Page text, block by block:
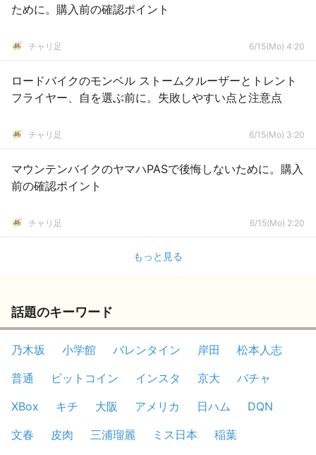
ために。購入前の確認ポイント
チャリ足 6/15(Mo) 4:20
ロードバイクのモンベル ストームクルーザーとトレント
フライヤー、自を選ぶ前に。失敗しやすい点と注意点
チャリ足 6/15(Mo) 3:20
マウンテンバイクのヤマハPASで後悔しないために。購入
前の確認ポイント
チャリ足 6/15(Mo) 2:20
もっと見る
話題のキーワード
乃木坂 小学館 バレンタイン 岸田
松本人志
普通
ビットコイン インスタ 京大
バチャ
XBox
キチ 大阪 アメリカ 日ハム
DQN
文春
皮肉 三浦瑠麗 ミス日本
稲葉